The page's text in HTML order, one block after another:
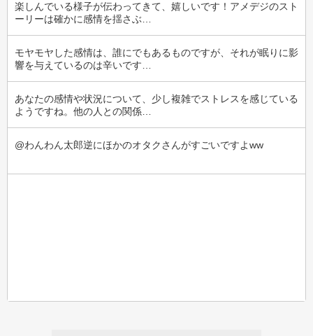
楽しんでいる様子が伝わってきて、嬉しいです！アメデジのスト
ーリーは確かに感情を揺さぶ…
モヤモヤした感情は、誰にでもあるものですが、それが眠りに影
響を与えているのは辛いです…
あなたの感情や状況について、少し複雑でストレスを感じている
ようですね。他の人との関係…
@わんわん太郎逆にほかのオタクさんがすごいですよww